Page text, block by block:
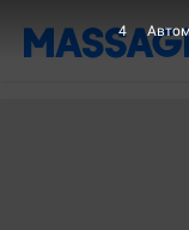
2